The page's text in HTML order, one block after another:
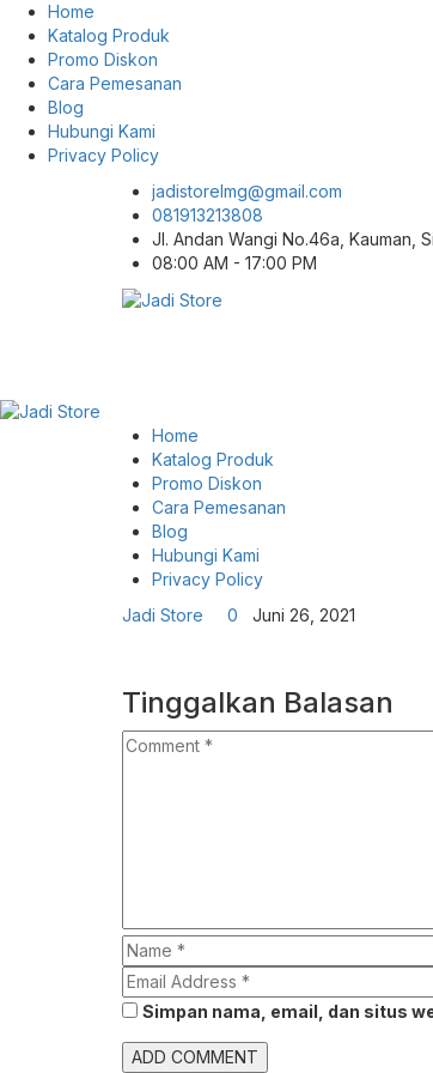
Home
Katalog Produk
Promo Diskon
Cara Pemesanan
Blog
Hubungi Kami
Privacy Policy
jadistorelmg@gmail.com
081913213808
Jl. Andan Wangi No.46a, Kauman,
08:00 AM - 17:00 PM
Home
Katalog Produk
Promo Diskon
Cara Pemesanan
Blog
Hubungi Kami
Privacy Policy
Jadi Store
0 Juni 26, 2021
Tinggalkan Balasan
Simpan nama, email, dan situs